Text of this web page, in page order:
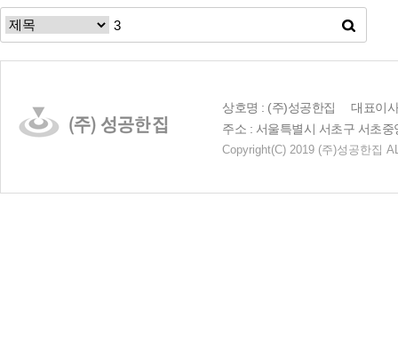
상호명 : (주)성공한집 대표이
주소 : 서울특별시 서초구 서초
Copyright(C) 2019 (주)성공한집